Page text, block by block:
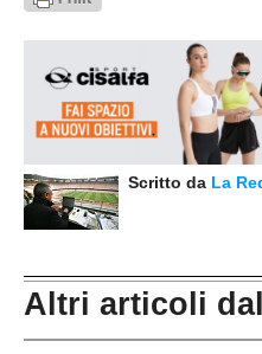
Scritto da La
Altri articoli